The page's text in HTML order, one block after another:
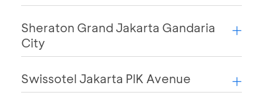
Sheraton Grand Jakarta Gandaria
City
Swissotel Jakarta PIK Avenue